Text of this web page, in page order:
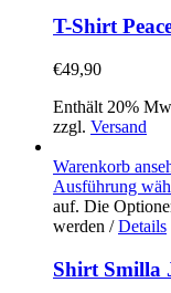
T-Shirt
€49,90
Enthält 20%
zzgl. Versand
Warenkorb
Ausführung
auf. Die
werden / Details
Shirt Smilla